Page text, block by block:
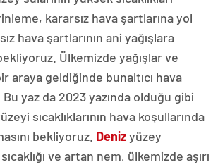
kararsız hava şartlarına yol
hava şartlarının ani yağışlara
Ülkemizde yağışlar ve
araya geldiğinde bunaltıcı hava
yaz da 2023 yazında olduğu gibi
sıcaklıklarının hava koşullarında
bekliyoruz. Denizyüzey
ve artan nem, ülkemizde aşırı